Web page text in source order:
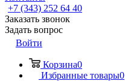
+7 (343) 252 64 40
Заказать звонок
Задать вопрос
Войти
Корзина0
Избранные товары0